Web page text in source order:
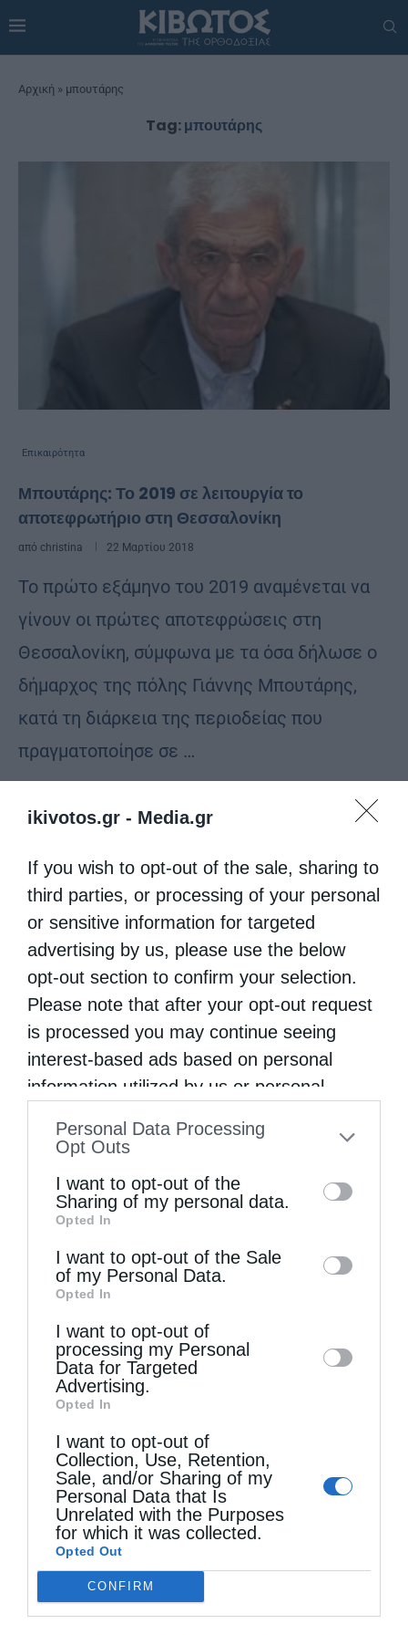
ikivotos.gr - Media.gr
If you wish to opt-out of the sale, sharing to
third parties, or processing of your personal
or sensitive information for targeted
advertising by us, please use the below
opt-out section to confirm your selection.
Please note that after your opt-out request
is processed you may continue seeing
interest-based ads based on personal
information utilized by us or personal
to your opt-out. You may separately opt-out
information by third parties on the IAB’s list
of downstream participants. This
information may also be disclosed by us to
third parties on theIAB’s List of
Downstream Participants
disclose it to other third parties.
Personal Data Processing
Opt Outs
I want to opt-out of the
Sharing of my personal data.
Opted In
I want to opt-out of the Sale
of my Personal Data.
Opted In
I want to opt-out of
processing my Personal
Data for Targeted
Advertising.
Opted In
I want to opt-out of
Collection, Use, Retention,
Sale, and/or Sharing of my
Personal Data that Is
Unrelated with the Purposes
for which it was collected.
Opted Out
CONFIRM
Αρχική » μπουτάρης
Tag:μπουτάρης
Επικαιρότητα
Μπουτάρης: Το 2019 σε λειτουργία το
αποτεφρωτήριο στη Θεσσαλονίκη
από christina 22 Μαρτίου 2018
Το πρώτο εξάμηνο του 2019 αναμένεται να
γίνουν οι πρώτες αποτεφρώσεις στη
Θεσσαλονίκη, σύμφωνα με τα όσα δήλωσε ο
δήμαρχος της πόλης Γιάννης Μπουτάρης,
κατά τη διάρκεια της περιοδείας που
πραγματοποίησε σε …
Τελευταία άρθρα
Ιερά Παράκληση προς την Υπεραγία Θεοτόκο στα
Φαβριανά Μονοφατσίου
Θεία Λειτουργία στην Παναγιά Πεδιάδος
Θεία Λειτουργία στο Μασταμπά Ηρακλείου